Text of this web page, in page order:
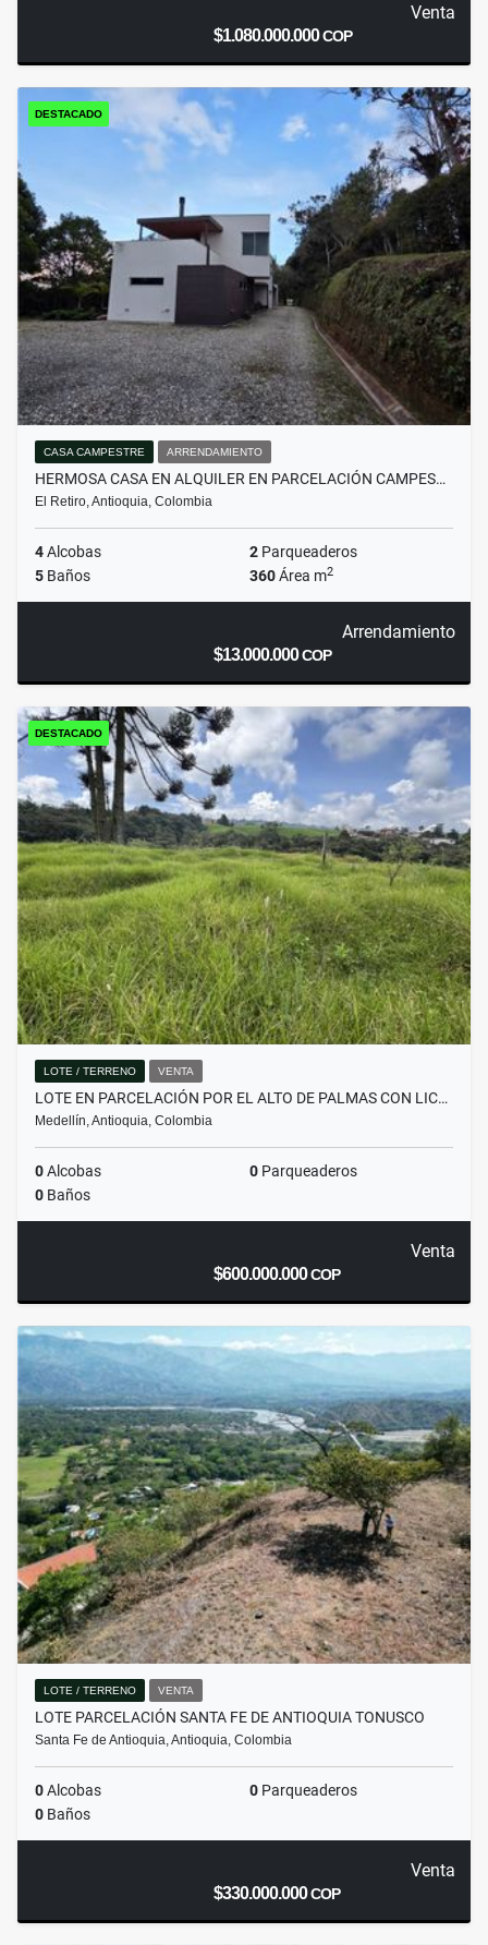
Venta
$1.080.000.000COP
DESTACADO
CASA CAMPESTRE ARRENDAMIENTO
HERMOSA CASA EN ALQUILER EN PARCELACIÓN CAMPES…
El Retiro, Antioquia, Colombia
4Alcobas 2 Parqueaderos
5 Baños 360Área m2
Arrendamiento
$13.000.000COP
DESTACADO
LOTE / TERRENO VENTA
LOTE EN PARCELACIÓN POR EL ALTO DE PALMAS CON LIC…
Medellín, Antioquia, Colombia
0Alcobas 0 Parqueaderos
0 Baños
Venta
$600.000.000COP
LOTE / TERRENO VENTA
LOTE PARCELACIÓN SANTA FE DE ANTIOQUIA TONUSCO
Santa Fe de Antioquia, Antioquia, Colombia
0Alcobas 0 Parqueaderos
0 Baños
Venta
$330.000.000COP